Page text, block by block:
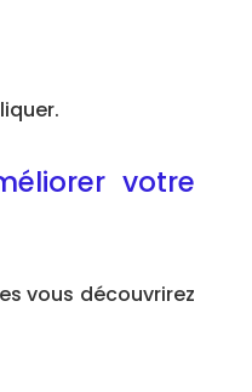
votre
vous découvrirez